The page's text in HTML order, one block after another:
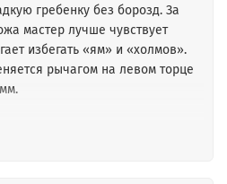
гребенку без борозд. За
мастер лучше чувствует
избегать «ям» и «холмов».
рычагом на левом торце